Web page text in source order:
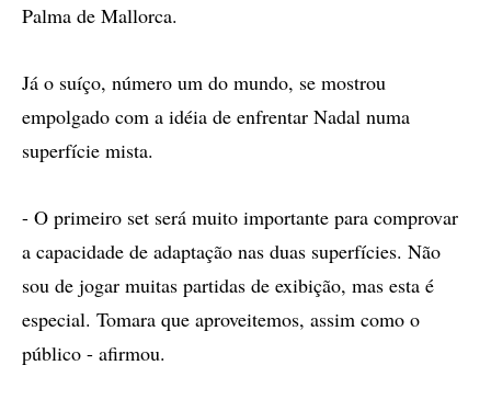
Palma de Mallorca.
Já o suíço, número um do mundo, se mostrou
empolgado com a idéia de enfrentar Nadal numa
superfície mista.
- O primeiro set será muito importante para comprovar
a capacidade de adaptação nas duas superfícies. Não
sou de jogar muitas partidas de exibição, mas esta é
especial. Tomara que aproveitemos, assim como o
público - afirmou.